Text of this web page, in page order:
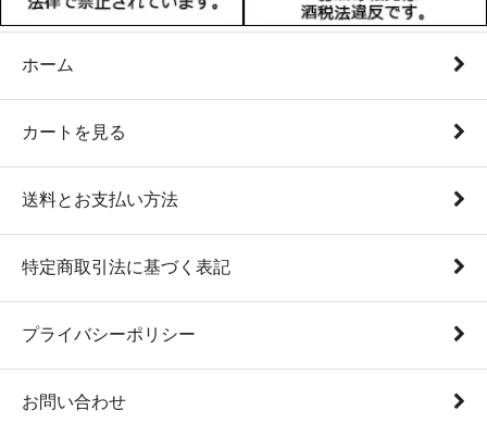
ホーム
カートを見る
送料とお支払い方法
特定商取引法に基づく表記
プライバシーポリシー
お問い合わせ